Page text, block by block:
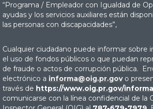
“Programa / Empleador con Igualdad de
ayudas y los servicios auxiliares están
las personas con discapacidades”,
Cualquier ciudadano puede informar sobre
el uso de fondos públicos o que puedan
de fraude o actos de corrupción pública.
electrónico a informa@oig.pr.govo
través de https://www.oig.pr.gov/informa
comunicarse con la línea confidencial de la